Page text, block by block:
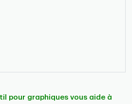
pour graphiques vous aide à